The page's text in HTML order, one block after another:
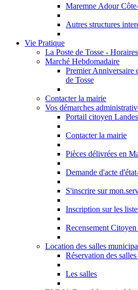
Maremne Adour
Autres structures
Vie Pratique
La Poste de Tosse - Horaires
Marché Hebdomadaire
Premier Anniversaire
de Tosse
Contacter la mairie
Vos démarches
Portail citoyen
Contacter la mairie
Pièces délivrées en
Demande d'acte
S'inscrire sur
Inscription sur les
Recensement
Location des salles
Réservation des
Les salles